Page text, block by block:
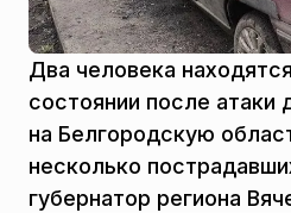
Два человека
состоянии после атаки
на Белгородскую
несколько
губернатор региона